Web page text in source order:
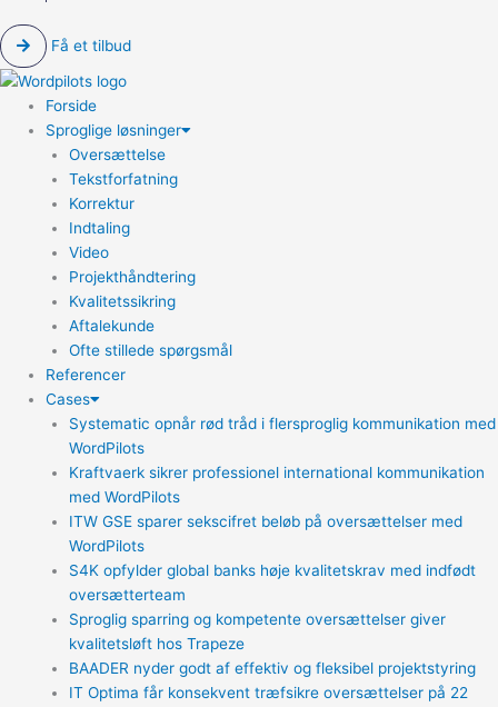
Få et tilbud
Forside
Sproglige løsninger
Oversættelse
Tekstforfatning
Korrektur
Indtaling
Video
Projekthåndtering
Kvalitetssikring
Aftalekunde
Ofte stillede spørgsmål
Referencer
Cases
Systematic opnår rød tråd i flersproglig kommunikation med
WordPilots
Kraftvaerk sikrer professionel international kommunikation
med WordPilots
ITW GSE sparer sekscifret beløb på oversættelser med
WordPilots
S4K opfylder global banks høje kvalitetskrav med indfødt
oversætterteam
Sproglig sparring og kompetente oversættelser giver
kvalitetsløft hos Trapeze
BAADER nyder godt af effektiv og fleksibel projektstyring
IT Optima får konsekvent træfsikre oversættelser på 22